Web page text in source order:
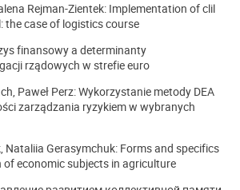
Rejman-Zientek: Implementation of clil
the case of logistics course
finansowy a determinanty
rządowych w strefie euro
Paweł Perz: Wykorzystanie metody DEA
zarządzania ryzykiem w wybranych
Nataliia Gerasymchuk: Forms and specifics
economic subjects in agriculture